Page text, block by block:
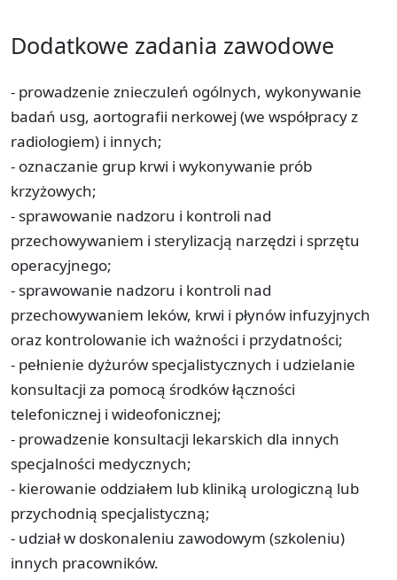
Dodatkowe zadania zawodowe
- prowadzenie znieczuleń ogólnych, wykonywanie
badań usg, aortografii nerkowej (we współpracy z
radiologiem) i innych;
- oznaczanie grup krwi i wykonywanie prób
krzyżowych;
- sprawowanie nadzoru i kontroli nad
przechowywaniem i sterylizacją narzędzi i sprzętu
operacyjnego;
- sprawowanie nadzoru i kontroli nad
przechowywaniem leków, krwi i płynów infuzyjnych
oraz kontrolowanie ich ważności i przydatności;
- pełnienie dyżurów specjalistycznych i udzielanie
konsultacji za pomocą środków łączności
telefonicznej i wideofonicznej;
- prowadzenie konsultacji lekarskich dla innych
specjalności medycznych;
- kierowanie oddziałem lub kliniką urologiczną lub
przychodnią specjalistyczną;
- udział w doskonaleniu zawodowym (szkoleniu)
innych pracowników.